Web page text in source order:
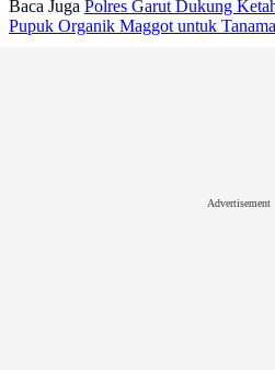
Baca Juga Polres Garut Dukung
Pupuk Organik Maggot untuk
Advertisement